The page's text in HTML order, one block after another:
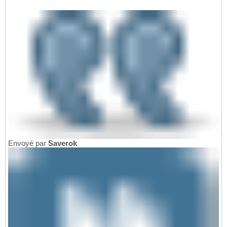
Envoyé par Saverok